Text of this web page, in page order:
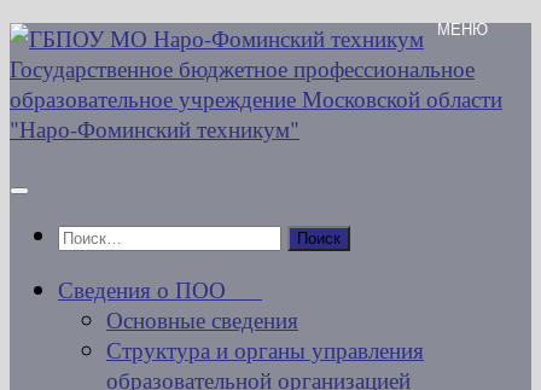
Перейти
к
содержимому
Найти:
Сведения о ПОО
Основные сведения
Структура и органы управления
образовательной организацией